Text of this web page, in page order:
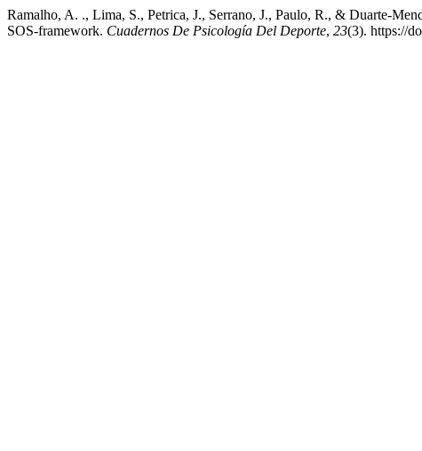
Ramalho, A. ., Lima, S., Petrica, J., Serrano, J., Paulo, R., & Duarte-
SOS-framework. Cuadernos De Psicología Del Deporte, 23(3). https://